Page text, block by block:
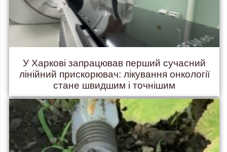
У Харкові запрацював перший сучасний
лінійний прискорювач: лікування онкології
стане швидшим і точнішим